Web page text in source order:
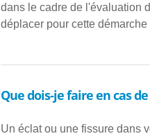
dans le cadre de l'évaluation
déplacer pour cette démarche
Que dois-je faire en cas
Un éclat ou une fissure dans